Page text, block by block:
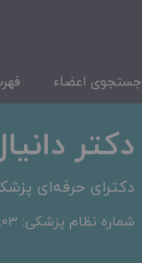
جستجوی اعضاء
دکتر
دکترای حرفه‌ای
شماره نظام پزشکی: 207803